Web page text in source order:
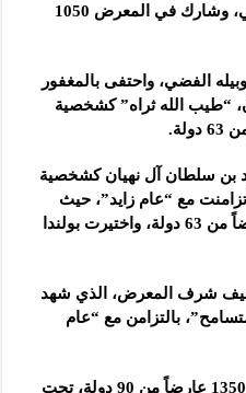
المحورية”، حيث تم اختيار المتنبي، وشارك في المعرض 1050
المعرض في عام 2015 بيوبيله الفضي، واحتفى بالمغفور
“طيب الله ثراه” كشخصية
بن سلطان آل نهيان كشخصية
دورة عام 2018 التي تزامنت مع “عام زايد”، حيث
شهد المعرض مشاركة 1350 عارضاً من 63 دولة، واختيرت بولندا
الهند ضيف شرف المعرض، الذي شهد
بالتزامن مع “عام
وشهدت الدورة الماضية مشاركة 1350 عارضاً من 90 دولة، تحت